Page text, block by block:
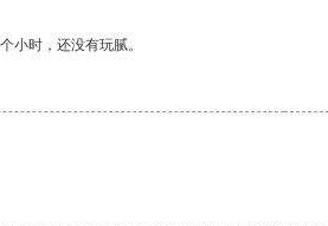
小时，还没有玩腻。